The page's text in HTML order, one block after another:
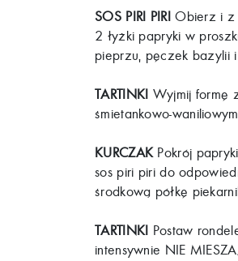
SOS PIRI PIRI Obierz i z
2 łyżki papryki w
pieprzu, pęczek bazylii
TARTINKI Wyjmij formę
śmietankowo-
KURCZAKPokrój
sos piri piri do
środkową półkę
TARTINKI Postaw
intensywnie NIE